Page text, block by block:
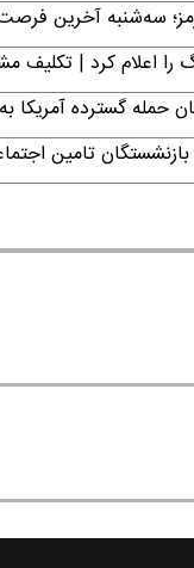
سه‌شنبه آخرین
را اعلام کرد |
گسترده آمریکا
بازنشستگان تامین